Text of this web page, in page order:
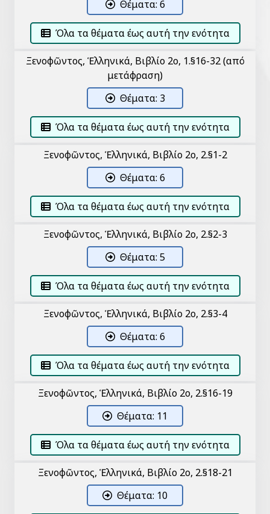
Θέματα: 6
Όλα τα θέματα έως αυτή την ενότητα
Ξενοφῶντος, Ἑλληνικά, Βιβλίο 2ο, 1.§16-32 (από
μετάφραση)
Θέματα: 3
Όλα τα θέματα έως αυτή την ενότητα
Ξενοφῶντος, Ἑλληνικά, Βιβλίο 2ο, 2.§1-2
Θέματα: 6
Όλα τα θέματα έως αυτή την ενότητα
Ξενοφῶντος, Ἑλληνικά, Βιβλίο 2ο, 2.§2-3
Θέματα: 5
Όλα τα θέματα έως αυτή την ενότητα
Ξενοφῶντος, Ἑλληνικά, Βιβλίο 2ο, 2.§3-4
Θέματα: 6
Όλα τα θέματα έως αυτή την ενότητα
Ξενοφῶντος, Ἑλληνικά, Βιβλίο 2ο, 2.§16-19
Θέματα: 11
Όλα τα θέματα έως αυτή την ενότητα
Ξενοφῶντος, Ἑλληνικά, Βιβλίο 2ο, 2.§18-21
Θέματα: 10